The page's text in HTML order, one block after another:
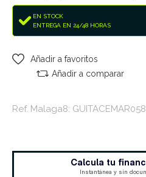
EN STOCK
ENTREGA EN 24/48 HORAS
Añadir a favoritos
Añadir a comparar
Ref. Malaga8: GUITACEMAR058